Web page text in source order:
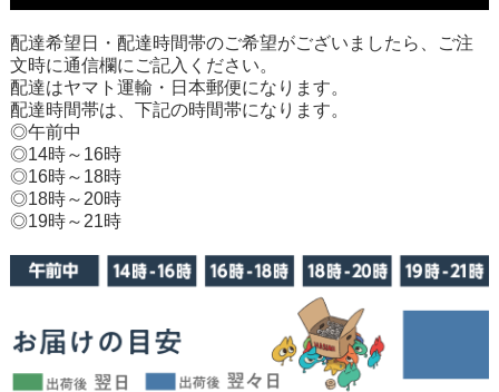
配達希望日・配達時間帯のご希望がございましたら、ご注
文時に通信欄にご記入ください。
配達はヤマト運輸・日本郵便になります。
配達時間帯は、下記の時間帯になります。
◎午前中
◎14時～16時
◎16時～18時
◎18時～20時
◎19時～21時